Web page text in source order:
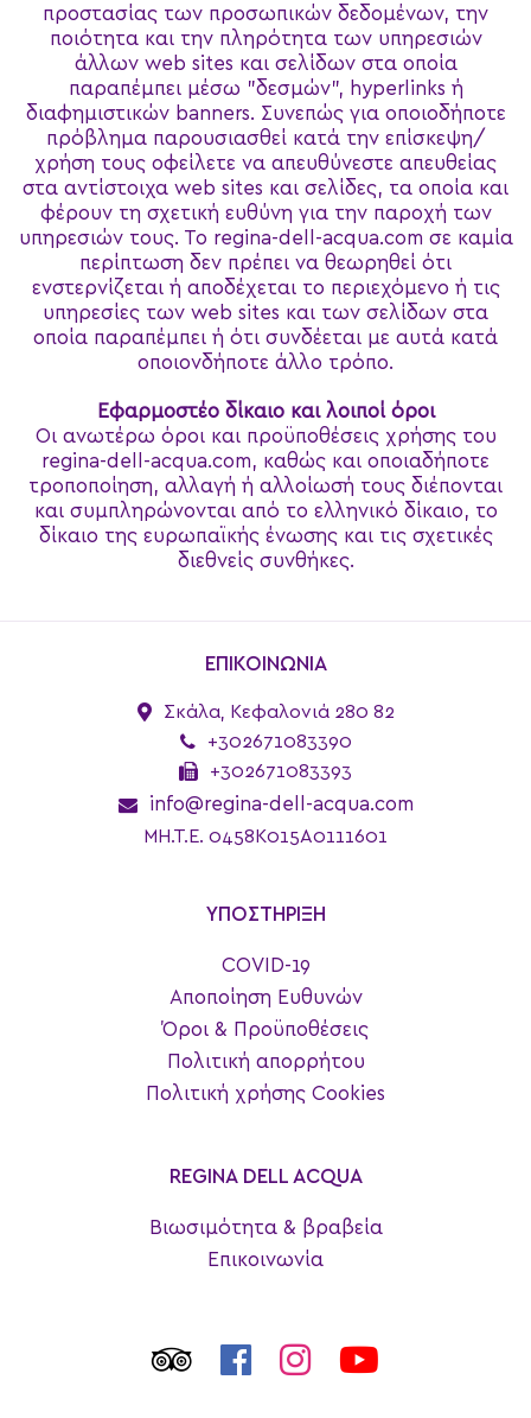
προστασίας των προσωπικών δεδομένων, την
ποιότητα και την πληρότητα των υπηρεσιών
άλλων web sites και σελίδων στα οποία
παραπέμπει μέσω "δεσμών", hyperlinks ή
διαφημιστικών banners. Συνεπώς για οποιοδήποτε
πρόβλημα παρουσιασθεί κατά την επίσκεψη/
χρήση τους οφείλετε να απευθύνεστε απευθείας
στα αντίστοιχα web sites και σελίδες, τα οποία και
φέρουν τη σχετική ευθύνη για την παροχή των
υπηρεσιών τους. Το regina-dell-acqua.com σε καμία
περίπτωση δεν πρέπει να θεωρηθεί ότι
ενστερνίζεται ή αποδέχεται το περιεχόμενο ή τις
υπηρεσίες των web sites και των σελίδων στα
οποία παραπέμπει ή ότι συνδέεται με αυτά κατά
οποιονδήποτε άλλο τρόπο.
Εφαρμοστέο δίκαιο και λοιποί όροι
Οι ανωτέρω όροι και προϋποθέσεις χρήσης του
regina-dell-acqua.com, καθώς και οποιαδήποτε
τροποποίηση, αλλαγή ή αλλοίωσή τους διέπονται
και συμπληρώνονται από το ελληνικό δίκαιο, το
δίκαιο της ευρωπαϊκής ένωσης και τις σχετικές
διεθνείς συνθήκες.
ΕΠΙΚΟΙΝΩΝΙΑ
Σκάλα, Κεφαλονιά 280 82
+302671083390
+302671083393
info@regina-dell-acqua.com
MH.T.E. 0458K015A0111601
ΥΠΟΣΤΗΡΙΞΗ
COVID-19
Αποποίηση Ευθυνών
Όροι & Προϋποθέσεις
Πολιτική απορρήτου
Πολιτική χρήσης Cookies
REGINA DELL ACQUA
Βιωσιμότητα & βραβεία
Επικοινωνία